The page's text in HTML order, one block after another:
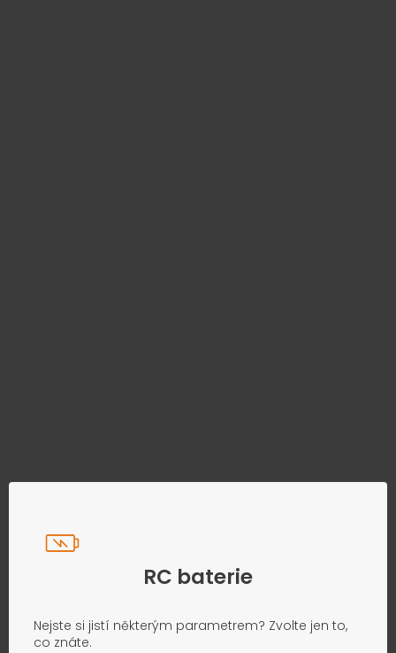
RC baterie
Nejste si jistí některým parametrem? Zvolte jen to,
co znáte.